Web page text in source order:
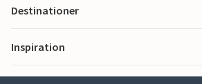
Destinationer
Inspiration